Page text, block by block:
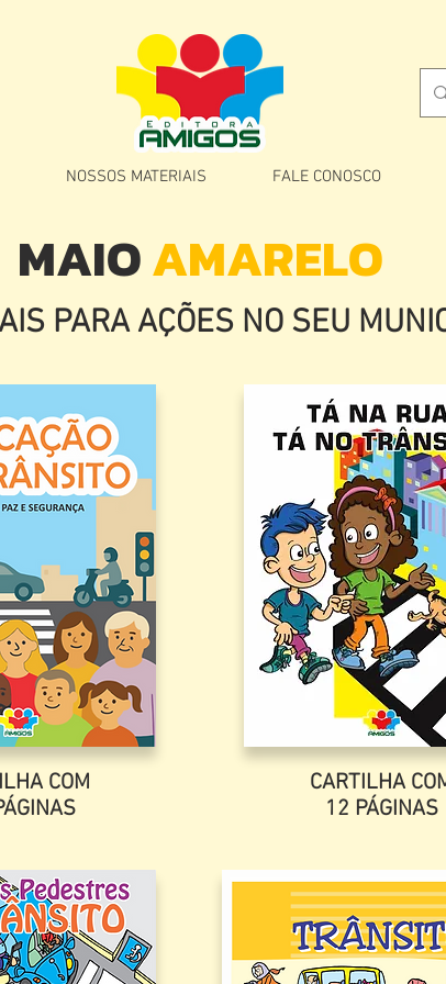
NOSSOS MATERIAIS FALE CONOSCO
MAIOAMARELO
PARA AÇÕES NO SEU
COM
CARTILHA
12 PÁGINAS